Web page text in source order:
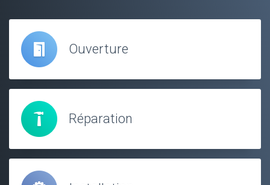
Ouverture
Réparation